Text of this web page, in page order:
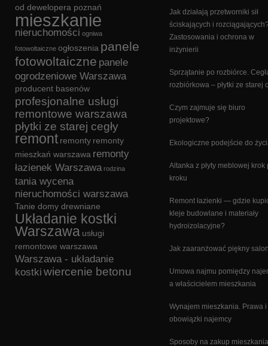
od dewelopera poznań
mieszkanie
nieruchomości ogniwa
fotowoltaiczne ogłoszenia panele
fotowoltaiczne panele
ogrodzeniowe Warszawa
producent basenów
profesjonalne usługi
remontowe warszawa
płytki ze starej cegły
remont remonty remonty
mieszkań warszawa remonty
łazienek Warszawa rodzina
tania wycena
nieruchomości warszawa
Tanie domy drewniane
Układanie kostki
Warszawa usługi
remontowe warszawa
Warszawa - układanie
kostki wiercenie betonu
Jak działają przetworniki sił
ściskających i
Zastosowania i ochrona w
inżynierii
Sprzątanie po rozbiórce.
rozbiórkowa – płytki ze starej
Czym zajmuje się biuro
projektowe?
Ekologiczne podejście do
Altanka z płyty meblowej krok
kroku
Remont łazienki — gdzie
kleje budowlane i materiały
hydroizolacyjne?
Jak zaaranżować piękny
Umowa najmu pomiędzy
a właścicielem mieszkania
Wynajem mieszkania. Prawa i
obowiązki najemcy
Sposoby na zakup mieszkania